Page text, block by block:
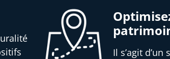
Il s’agit